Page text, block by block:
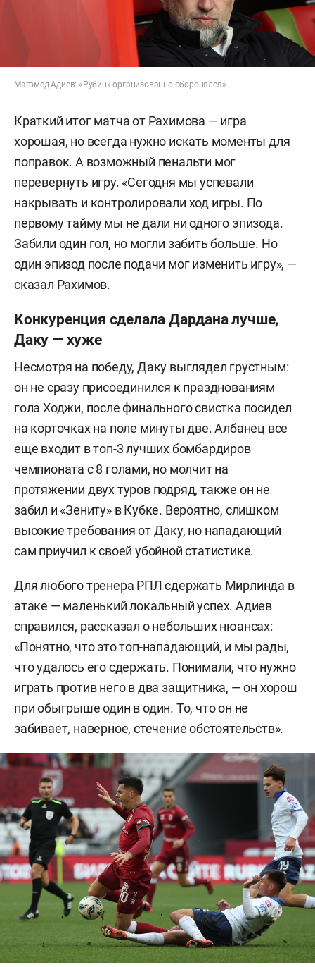
Магомед Адиев: «Рубин» организованно оборонялся»
Краткий итог матча от Рахимова — игра
хорошая, но всегда нужно искать моменты для
поправок. А возможный пенальти мог
перевернуть игру. «Сегодня мы успевали
накрывать и контролировали ход игры. По
первому тайму мы не дали ни одного эпизода.
Забили один гол, но могли забить больше. Но
один эпизод после подачи мог изменить игру», —
сказал Рахимов.
Конкуренция сделала Дардана лучше,
Даку — хуже
Несмотря на победу, Даку выглядел грустным:
он не сразу присоединился к празднованиям
гола Ходжи, после финального свистка посидел
на корточках на поле минуты две. Албанец все
еще входит в топ-3 лучших бомбардиров
чемпионата с 8 голами, но молчит на
протяжении двух туров подряд, также он не
забил и «Зениту» в Кубке. Вероятно, слишком
высокие требования от Даку, но нападающий
сам приучил к своей убойной статистике.
Для любого тренера РПЛ сдержать Мирлинда в
атаке — маленький локальный успех. Адиев
справился, рассказал о небольших нюансах:
«Понятно, что это топ-нападающий, и мы рады,
что удалось его сдержать. Понимали, что нужно
играть против него в два защитника, — он хорош
при обыгрыше один в один. То, что он не
забивает, наверное, стечение обстоятельств».